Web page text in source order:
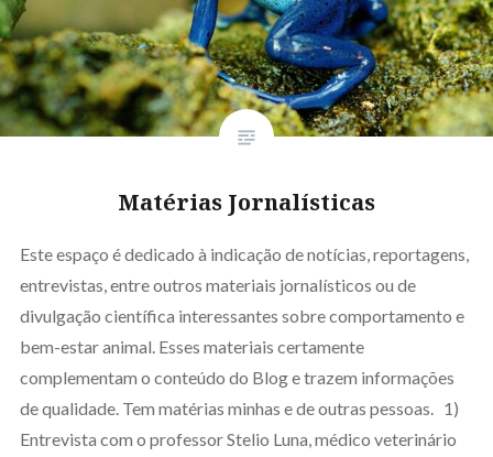
Matérias Jornalísticas
Este espaço é dedicado à indicação de notícias, reportagens,
entrevistas, entre outros materiais jornalísticos ou de
divulgação científica interessantes sobre comportamento e
bem-estar animal. Esses materiais certamente
complementam o conteúdo do Blog e trazem informações
de qualidade. Tem matérias minhas e de outras pessoas. 1)
Entrevista com o professor Stelio Luna, médico veterinário